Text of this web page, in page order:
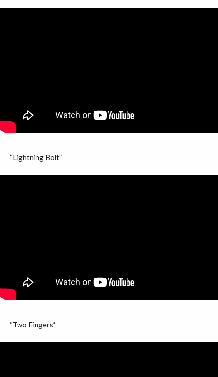
“Lightning Bolt”
“Two Fingers”